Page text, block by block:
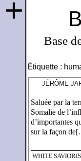
Base
+
Étiquette :
JÉRÔME
Saluée par la
Somalie de
d’importantes
sur la façon
WHITE